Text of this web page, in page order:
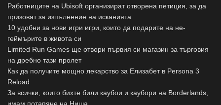
Работниците на Ubisoft организират отворена петиция, за да
призоват за изпълнение на исканията
10 удобни за нови игри игри, които да подарите на не-
геймърите в живота си
Limited Run Games ще отвори първия си магазин за търговия
на дребно тази пролет
Как да получите мощно лекарство за Елизабет в Persona 3
Reload
За всички, които бихте били каубои и каубори на Borderlands,